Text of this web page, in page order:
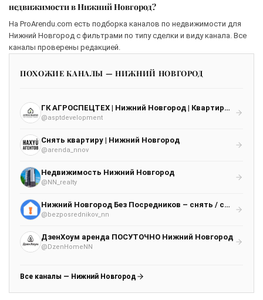
недвижимости в Нижний Новгород?
На ProArendu.com есть подборка каналов по недвижимости для
Нижний Новгород с фильтрами по типу сделки и виду канала. Все
каналы проверены редакцией.
ПОХОЖИЕ КАНАЛЫ — НИЖНИЙ НОВГОРОД
ГК АГРОСПЕЦТЕХ | Нижний Новгород | Квартиры от застройщика
@asptdevelopment
Снять квартиру | Нижний Новгород
@arenda_nnov
Недвижимость Нижний Новгород
@NN_realty
Нижний Новгород Без Посредников – снять / сдать квартиру / комнату
@bezposrednikov_nn
ДзенХоум аренда ПОСУТОЧНО Нижний Новгород
@DzenHomeNN
Все каналы — Нижний Новгород